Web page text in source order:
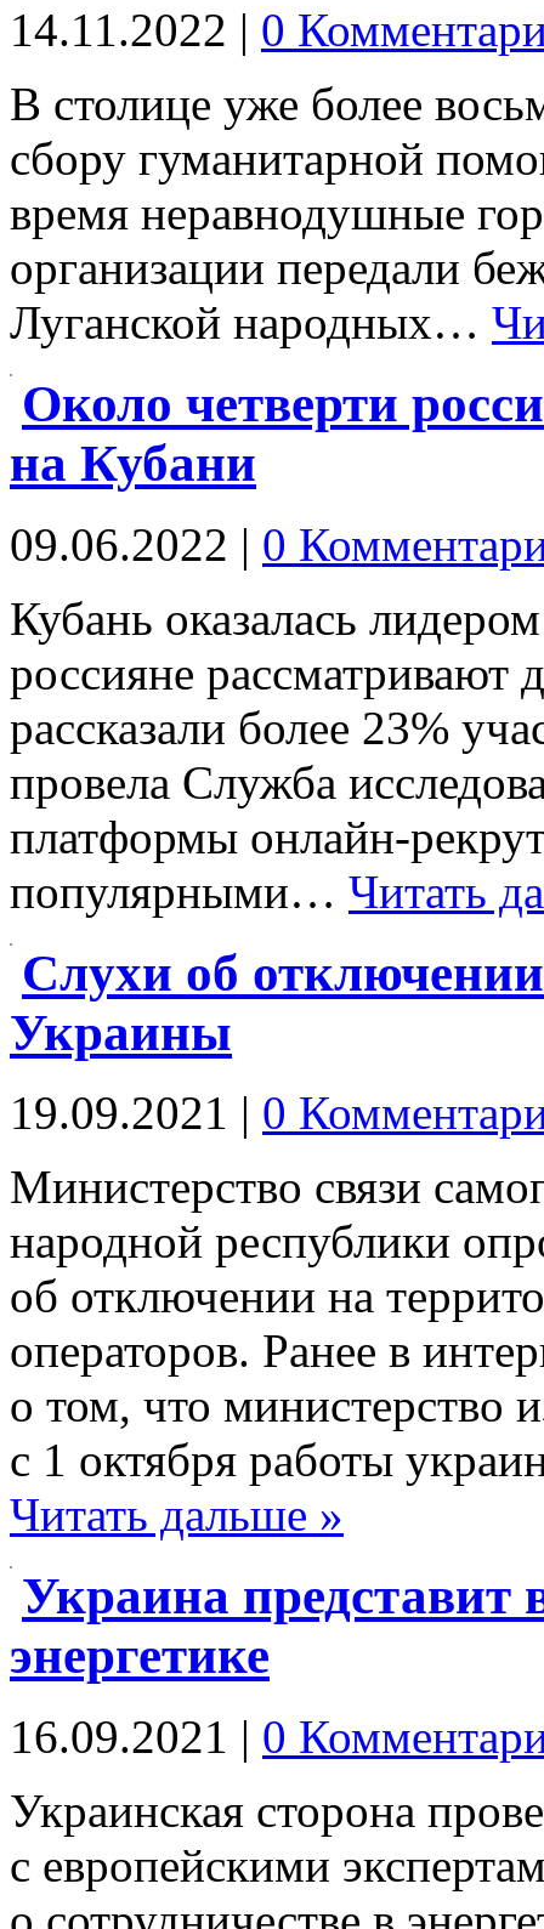
14.11.2022 | 0
В столице уже более
сбору гуманитарной
время неравнодушные
организации передали
Луганской народных…
Около четверти
на Кубани
09.06.2022 | 0
Кубань оказалась
россияне рассматривают
рассказали более 23%
провела Служба
платформы онлайн-
популярными… Читать
Слухи об
Украины
19.09.2021 | 0
Министерство связи
народной республики
об отключении на
операторов. Ранее в
о том, что министерство
с 1 октября работы
Читать дальше »
Украина представит
энергетике
16.09.2021 | 0
Украинская сторона
с европейскими